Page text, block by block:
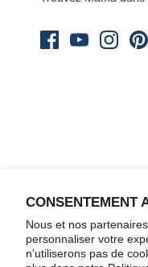
CONSENTEMENT
Nous et nos
personnaliser votre
n’utiliserons pas de
© 2026Yo Mama's Foods.